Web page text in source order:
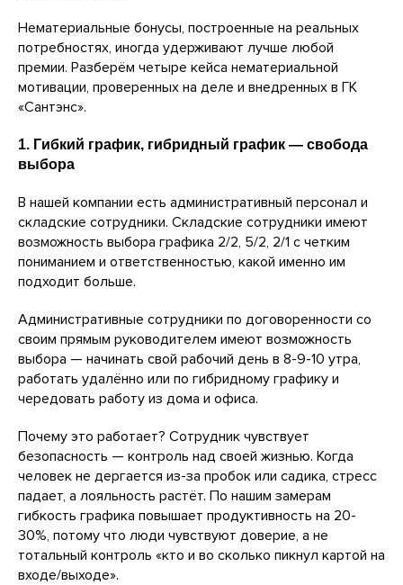
Нематериальные бонусы, построенные на реальных
потребностях, иногда удерживают лучше любой
премии. Разберём четыре кейса нематериальной
мотивации, проверенных на деле и внедренных в ГК
«Сантэнс».
1. Гибкий график, гибридный график — свобода
выбора
В нашей компании есть административный персонал и
складские сотрудники. Складские сотрудники имеют
возможность выбора графика 2/2, 5/2, 2/1 с четким
пониманием и ответственностью, какой именно им
подходит больше.
Административные сотрудники по договоренности со
своим прямым руководителем имеют возможность
выбора — начинать свой рабочий день в 8-9-10 утра,
работать удалённо или по гибридному графику и
чередовать работу из дома и офиса.
Почему это работает? Сотрудник чувствует
безопасность — контроль над своей жизнью. Когда
человек не дергается из-за пробок или садика, стресс
падает, а лояльность растёт. По нашим замерам
гибкость графика повышает продуктивность на 20-
30%, потому что люди чувствуют доверие, а не
тотальный контроль «кто и во сколько пикнул картой на
входе/выходе».